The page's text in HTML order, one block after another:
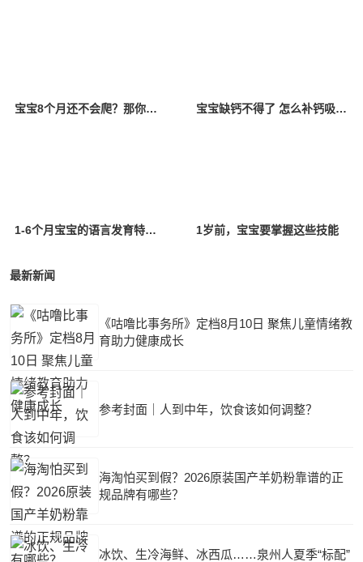
宝宝8个月还不会爬？那你一定要看看！ 宝宝缺钙不得了 怎么补钙吸收好？
1-6个月宝宝的语言发育特点是什么？ 1岁前，宝宝要掌握这些技能
最新新闻
《咕噜比事务所》定档8月10日 聚焦儿童情绪教
育助力健康成长
参考封面｜人到中年，饮食该如何调整？
海淘怕买到假？2026原装国产羊奶粉靠谱的正
规品牌有哪些？
冰饮、生冷海鲜、冰西瓜……泉州人夏季“标配”